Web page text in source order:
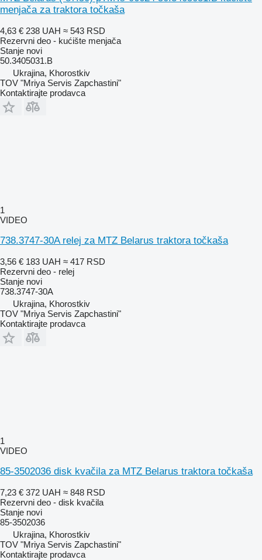
menjača za traktora točkaša
4,63 € 238 UAH ≈ 543 RSD
Rezervni deo - kućište menjača
Stanje novi
50.3405031.B
Ukrajina, Khorostkiv
TOV "Mriya Servis Zapchastini"
Kontaktirajte prodavca
1
VIDEO
738.3747-30A relej za MTZ Belarus traktora točkaša
3,56 € 183 UAH ≈ 417 RSD
Rezervni deo - relej
Stanje novi
738.3747-30А
Ukrajina, Khorostkiv
TOV "Mriya Servis Zapchastini"
Kontaktirajte prodavca
1
VIDEO
85-3502036 disk kvačila za MTZ Belarus traktora točkaša
7,23 € 372 UAH ≈ 848 RSD
Rezervni deo - disk kvačila
Stanje novi
85-3502036
Ukrajina, Khorostkiv
TOV "Mriya Servis Zapchastini"
Kontaktirajte prodavca